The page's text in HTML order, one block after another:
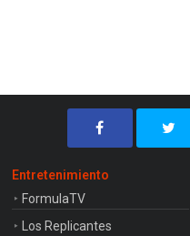
Entretenimiento
FormulaTV
Los Replicantes